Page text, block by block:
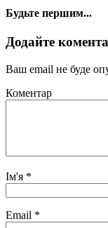
Будьте першим...
Додайте
Ваш email не буде
Коментар
Ім'я *
Email *